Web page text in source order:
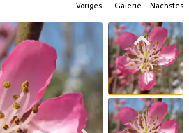
Voriges Galerie Nächstes
Zum vorigen Bild